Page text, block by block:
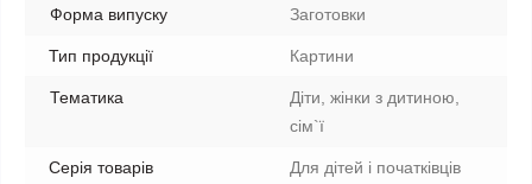
Форма випуску Заготовки
Тип продукції Картини
Тематика
Діти, жінки з дитиною,
сім`ї
Серія товарів Для дітей і початківців